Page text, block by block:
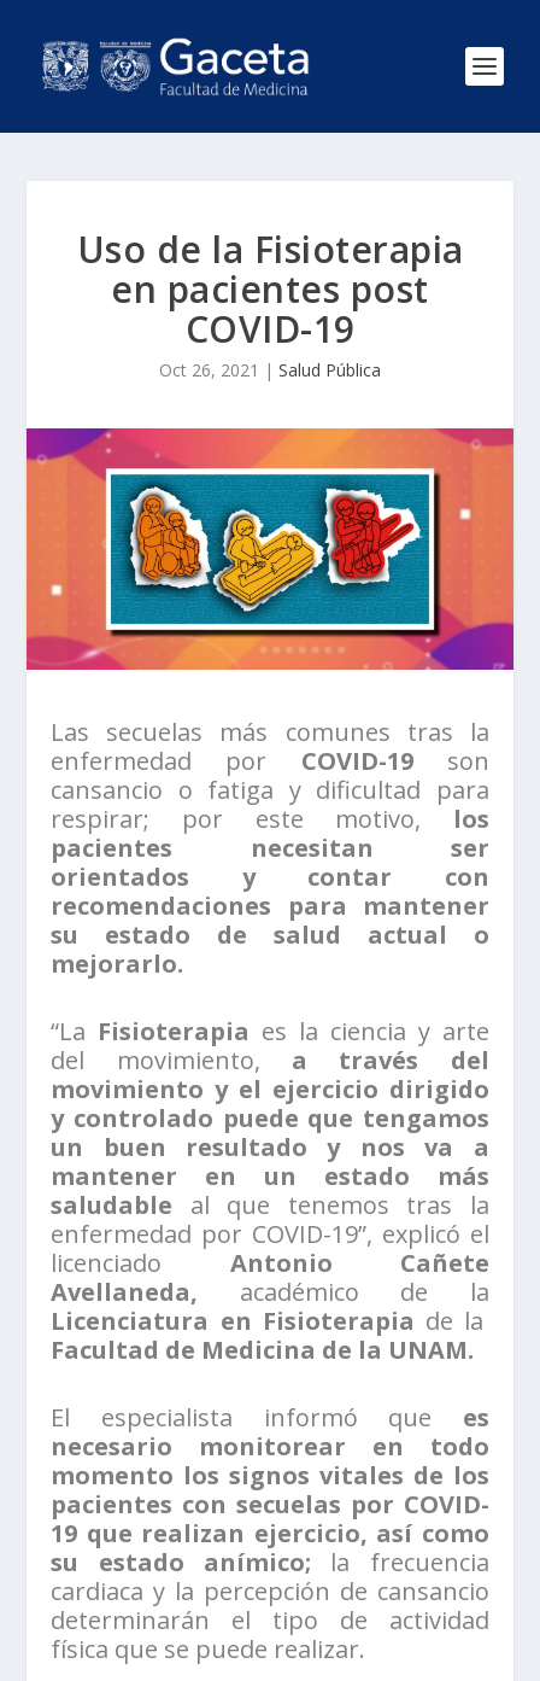
Uso de la Fisioterapia
en pacientes post
COVID-19
Oct 26, 2021 | Salud Pública
Las secuelas más comunes tras la
enfermedad por COVID-19 son
cansancio o fatiga y dificultad para
respirar; por este motivo, los
pacientes necesitan ser
orientados y contar con
recomendaciones para mantener
su estado de salud actual o
mejorarlo.
“La Fisioterapia es la ciencia y arte
del movimiento, a través del
movimiento y el ejercicio dirigido
y controlado puede que tengamos
un buen resultado y nos va a
mantener en un estado más
saludable al que tenemos tras la
enfermedad por COVID-19”, explicó el
licenciado Antonio Cañete
Avellaneda, académico de la
Licenciatura en Fisioterapia de la
Facultad de Medicina de la UNAM.
El especialista informó que es
necesario monitorear en todo
momento los signos vitales de los
pacientes con secuelas por COVID-
19 que realizan ejercicio, así como
su estado anímico; la frecuencia
cardiaca y la percepción de cansancio
determinarán el tipo de actividad
física que se puede realizar.